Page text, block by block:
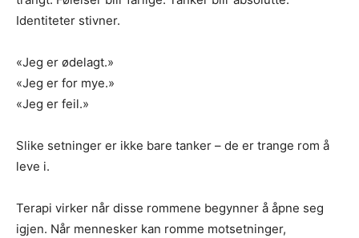
Identiteter stivner.
«Jeg er ødelagt.»
«Jeg er for mye.»
«Jeg er feil.»
Slike setninger er ikke bare tanker – de er trange rom å
leve i.
Terapi virker når disse rommene begynner å åpne seg
igjen. Når mennesker kan romme motsetninger,